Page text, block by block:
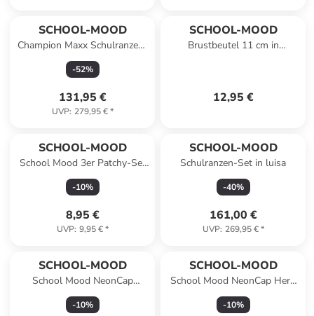
SCHOOL-MOOD
Champion Maxx Schulranzen-
Set 6-Teilig Modell 2026 in
Leni
-52%
131,95 €
UVP: 279,95 €*
SCHOOL-MOOD
Brustbeutel 11 cm in
12,95 €
SCHOOL-MOOD
School Mood 3er Patchy-Set
Leopard
-10%
8,95 €
UVP: 9,95 €*
SCHOOL-MOOD
Schulranzen-Set in luisa
-40%
161,00 €
UVP: 269,95 €*
SCHOOL-MOOD
School Mood NeonCap
Champion / Champion Maxx /
Hero Maxx pink
-10%
SCHOOL-MOOD
School Mood NeonCap Hero
Air+ (2021) pink
-10%